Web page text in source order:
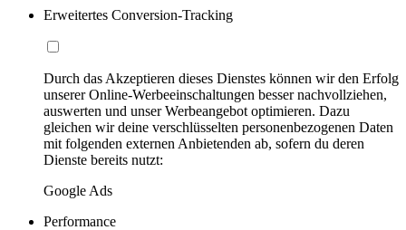
Erweitertes Conversion-Tracking
Durch das Akzeptieren dieses Dienstes können wir den Erfolg
unserer Online-Werbeeinschaltungen besser nachvollziehen,
auswerten und unser Werbeangebot optimieren. Dazu
gleichen wir deine verschlüsselten personenbezogenen Daten
mit folgenden externen Anbietenden ab, sofern du deren
Dienste bereits nutzt:
Google Ads
Performance